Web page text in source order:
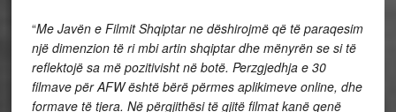
“Me Javën e Filmit Shqiptar ne dëshirojmë që të paraqesim
një dimenzion të ri mbi artin shqiptar dhe mënyrën se si të
reflektojë sa më pozitivisht në botë. Perzgjedhja e 30
filmave për AFW është bërë përmes aplikimeve online, dhe
formave të tjera. Në përgjithësi të gjitë filmat kanë qenë